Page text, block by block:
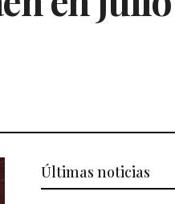
Últimas noticias